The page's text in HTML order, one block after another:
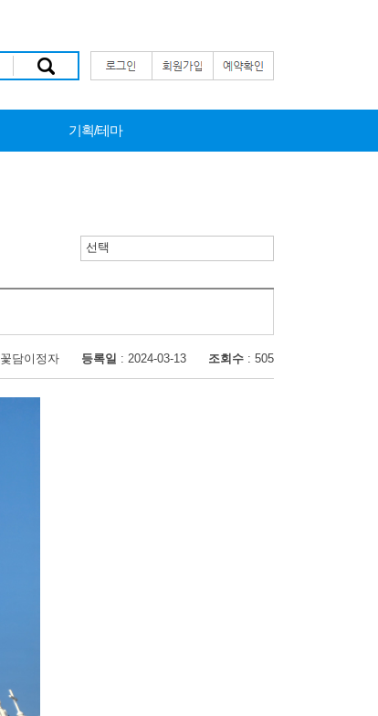
기획/테마
선택
담이정자 등록일 : 2024-03-13 조회수 : 505